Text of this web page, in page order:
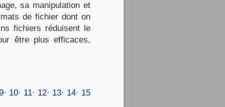
sa manipulation et
de fichier dont on
fichiers réduisent le
être plus efficaces,
· 10· 11· 12· 13· 14· 15